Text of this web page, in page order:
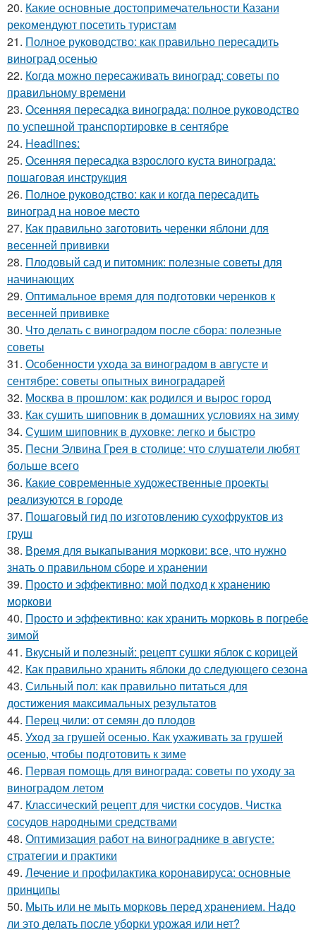
20. Какие основные достопримечательности Казани
рекомендуют посетить туристам
21. Полное руководство: как правильно пересадить
виноград осенью
22. Когда можно пересаживать виноград: советы по
правильному времени
23. Осенняя пересадка винограда: полное руководство
по успешной транспортировке в сентябре
24. Headlines:
25. Осенняя пересадка взрослого куста винограда:
пошаговая инструкция
26. Полное руководство: как и когда пересадить
виноград на новое место
27. Как правильно заготовить черенки яблони для
весенней прививки
28. Плодовый сад и питомник: полезные советы для
начинающих
29. Оптимальное время для подготовки черенков к
весенней прививке
30. Что делать с виноградом после сбора: полезные
советы
31. Особенности ухода за виноградом в августе и
сентябре: советы опытных виноградарей
32. Москва в прошлом: как родился и вырос город
33. Как сушить шиповник в домашних условиях на зиму
34. Сушим шиповник в духовке: легко и быстро
35. Песни Элвина Грея в столице: что слушатели любят
больше всего
36. Какие современные художественные проекты
реализуются в городе
37. Пошаговый гид по изготовлению сухофруктов из
груш
38. Время для выкапывания моркови: все, что нужно
знать о правильном сборе и хранении
39. Просто и эффективно: мой подход к хранению
моркови
40. Просто и эффективно: как хранить морковь в погребе
зимой
41. Вкусный и полезный: рецепт сушки яблок с корицей
42. Как правильно хранить яблоки до следующего сезона
43. Сильный пол: как правильно питаться для
достижения максимальных результатов
44. Перец чили: от семян до плодов
45. Уход за грушей осенью. Как ухаживать за грушей
осенью, чтобы подготовить к зиме
46. Первая помощь для винограда: советы по уходу за
виноградом летом
47. Классический рецепт для чистки сосудов. Чистка
сосудов народными средствами
48. Оптимизация работ на винограднике в августе:
стратегии и практики
49. Лечение и профилактика коронавируса: основные
принципы
50. Мыть или не мыть морковь перед хранением. Надо
ли это делать после уборки урожая или нет?